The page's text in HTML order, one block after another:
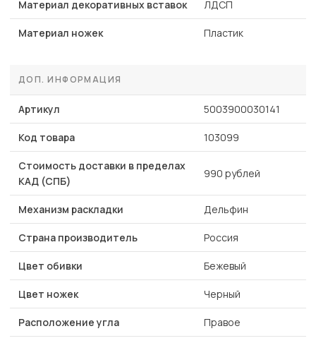
Материал декоративных вставок ЛДСП
Материал ножек Пластик
ДОП. ИНФОРМАЦИЯ
Артикул 5003900030141
Код товара 103099
Стоимость доставки в пределах
КАД (СПБ)
990 рублей
Механизм раскладки Дельфин
Страна производитель Россия
Цвет обивки Бежевый
Цвет ножек Черный
Расположение угла Правое